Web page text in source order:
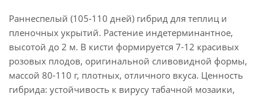
Раннеспелый (105-110 дней) гибрид для теплиц и
пленочных укрытий. Растение индетерминантное,
высотой до 2 м. В кисти формируется 7-12 красивых
розовых плодов, оригинальной сливовидной формы,
массой 80-110 г, плотных, отличного вкуса. Ценность
гибрида: устойчивость к вирусу табачной мозаики,